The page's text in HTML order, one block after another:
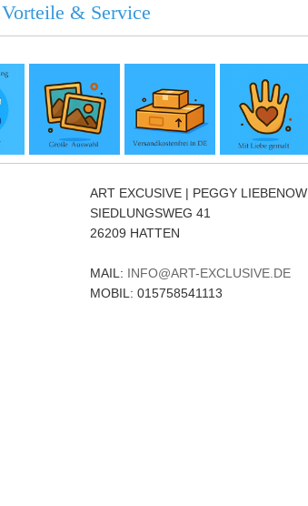
Vorteile & Service
ART EXCUSIVE | PEGGY LIEBENOW
SIEDLUNGSWEG 41
26209 HATTEN
MAIL: INFO@ART-EXCLUSIVE.DE
MOBIL: 015758541113